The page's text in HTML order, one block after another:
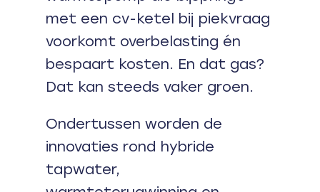
met een cv-ketel bij piekvraag
voorkomt overbelasting én
bespaart kosten. En dat gas?
Dat kan steeds vaker groen.
Ondertussen worden de
innovaties rond hybride
tapwater,